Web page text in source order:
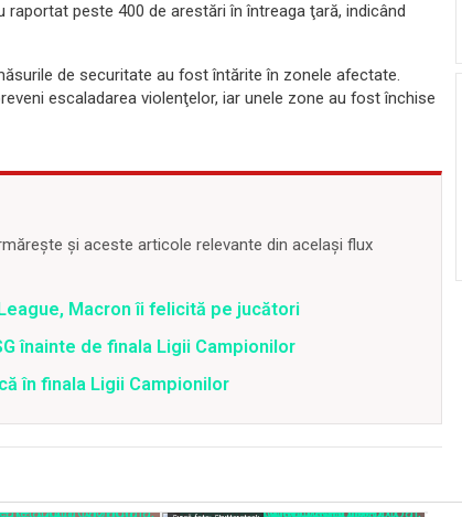
peste 400 de arestări în întreaga ţară, indicând
de securitate au fost întărite în zonele afectate.
escaladarea violenţelor, iar unele zone au fost închise
și aceste articole relevante din același flux
Macron îi felicită pe jucători
înainte de finala Ligii Campionilor
în finala Ligii Campionilor